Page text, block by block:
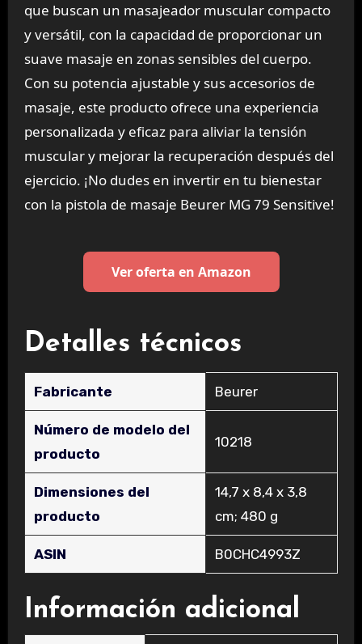
que buscan un masajeador muscular compacto
y versátil, con la capacidad de proporcionar un
suave masaje en zonas sensibles del cuerpo.
Con su potencia ajustable y sus accesorios de
masaje, este producto ofrece una experiencia
personalizada y eficaz para aliviar la tensión
muscular y mejorar la recuperación después del
ejercicio. ¡No dudes en invertir en tu bienestar
con la pistola de masaje Beurer MG 79 Sensitive!
Ver oferta en Amazon
Detalles técnicos
Fabricante ‎Beurer
Número de modelo del
producto
‎10218
Dimensiones del
producto
‎14,7 x 8,4 x 3,8
cm; 480 g
ASIN ‎B0CHC4993Z
Información adicional